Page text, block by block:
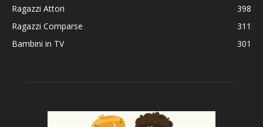
Ragazzi Attori
398
Ragazzi Comparse
311
Bambini in TV
301